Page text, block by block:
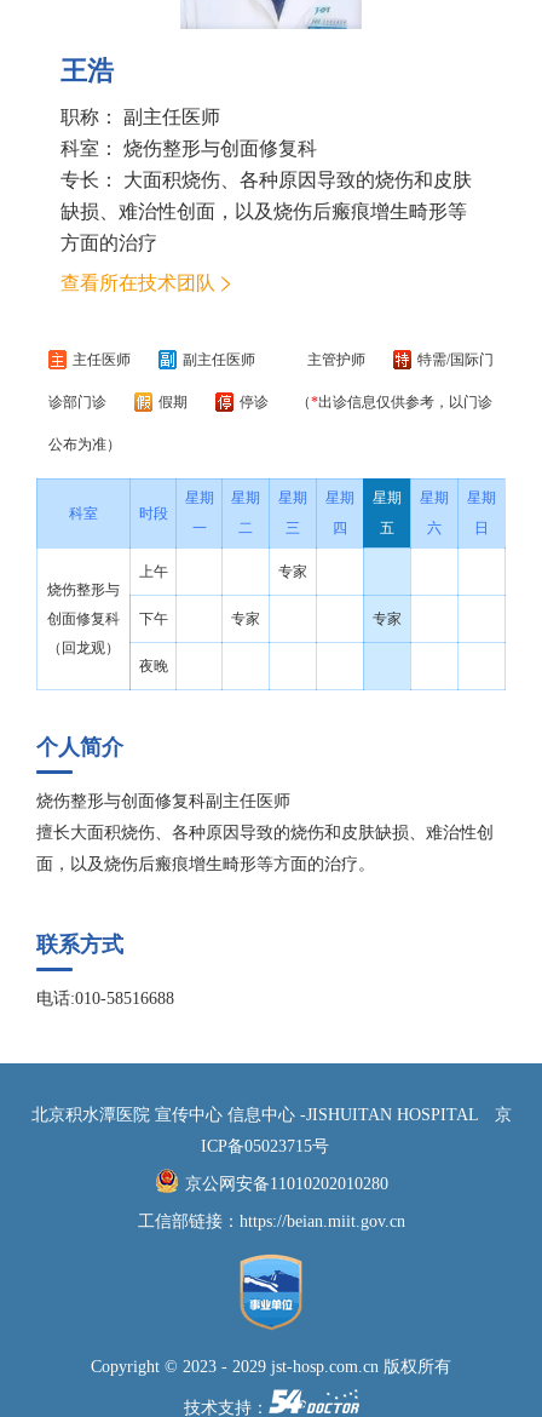
王浩
职称： 副主任医师
科室： 烧伤整形与创面修复科
专长： 大面积烧伤、各种原因导致的烧伤和皮肤
缺损、难治性创面，以及烧伤后瘢痕增生畸形等
方面的治疗
查看所在技术团队
主任医师 副主任医师 主管护师 特需/国际门
诊部门诊 假期 停诊 （*出诊信息仅供参考，以门诊
公布为准）
科室 时段
星期
一
星期
二
星期
三
星期
四
星期
五
星期
六
星期
日
烧伤整形与
创面修复科
（回龙观）
上午 专家
下午 专家 专家
夜晚
个人简介
烧伤整形与创面修复科副主任医师
擅长大面积烧伤、各种原因导致的烧伤和皮肤缺损、难治性创
面，以及烧伤后瘢痕增生畸形等方面的治疗。
联系方式
电话:010-58516688
北京积水潭医院 宣传中心 信息中心 -JISHUITAN HOSPITAL
京
ICP备05023715号
京公网安备11010202010280
工信部链接： https://beian.miit.gov.cn
Copyright © 2023 - 2029 jst-hosp.com.cn 版权所有
技术支持：